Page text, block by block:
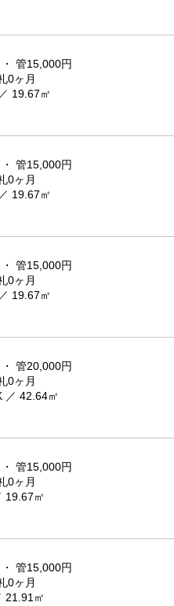
・ 管15,000円
0ヶ月
19.67㎡
・ 管15,000円
0ヶ月
19.67㎡
・ 管15,000円
0ヶ月
19.67㎡
・ 管20,000円
0ヶ月
／ 42.64㎡
・ 管15,000円
0ヶ月
19.67㎡
・ 管15,000円
0ヶ月
21.91㎡